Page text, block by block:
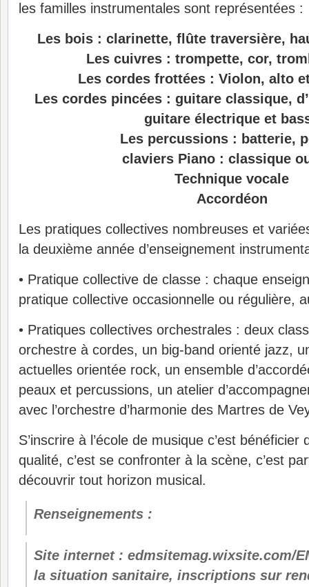
les familles instrumentales sont représentées :
Les bois : clarinette, flûte traversière,
Les cuivres : trompette, cor,
Les cordes frottées : Violon, alto
Les cordes pincées : guitare classique,
guitare électrique et
Les percussions : batterie,
claviers Piano : classique
Technique vocale
Accordéon
Les pratiques collectives nombreuses et
la deuxième année d’enseignement
• Pratique collective de classe : chaque
pratique collective occasionnelle ou régulière,
• Pratiques collectives orchestrales : deux
orchestre à cordes, un big-band orienté jazz,
actuelles orientée rock, un ensemble
peaux et percussions, un atelier
avec l’orchestre d’harmonie des Martres de
S’inscrire à l’école de musique c’est bénéficier
qualité, c’est se confronter à la scène, c’est
découvrir tout horizon musical.
Renseignements :
Site internet : edmsitemag.wixsite.com/
la situation sanitaire, inscriptions sur